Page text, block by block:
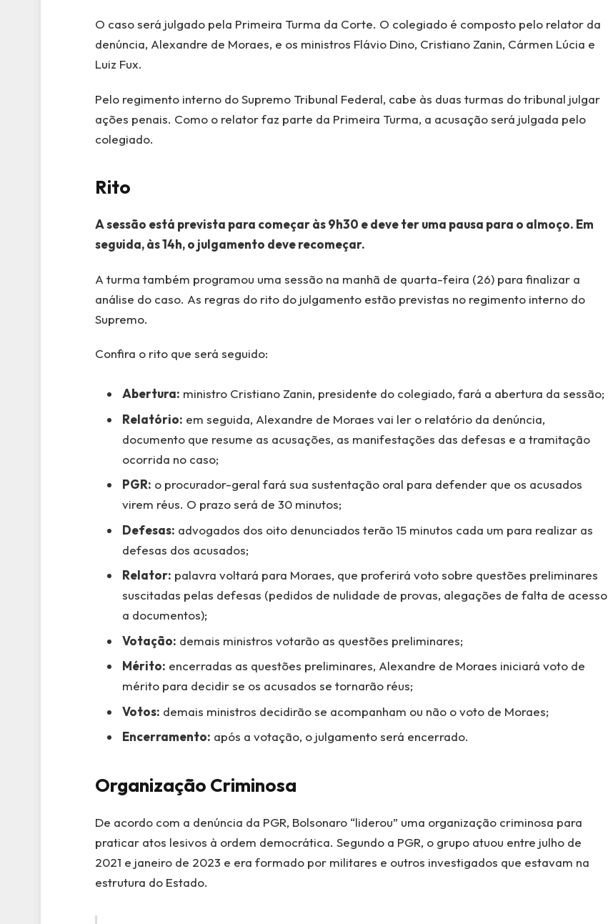
O caso será julgado pela Primeira Turma da Corte. O colegiado é composto pelo relator da
denúncia, Alexandre de Moraes, e os ministros Flávio Dino, Cristiano Zanin, Cármen Lúcia e
Luiz Fux.
Pelo regimento interno do Supremo Tribunal Federal, cabe às duas turmas do tribunal julgar
ações penais. Como o relator faz parte da Primeira Turma, a acusação será julgada pelo
colegiado.
Rito
A sessão está prevista para começar às 9h30 e deve ter uma pausa para o almoço. Em
seguida, às 14h, o julgamento deve recomeçar.
A turma também programou uma sessão na manhã de quarta-feira (26) para finalizar a
análise do caso. As regras do rito do julgamento estão previstas no regimento interno do
Supremo.
Confira o rito que será seguido:
Abertura: ministro Cristiano Zanin, presidente do colegiado, fará a abertura da sessão;
Relatório: em seguida, Alexandre de Moraes vai ler o relatório da denúncia,
documento que resume as acusações, as manifestações das defesas e a tramitação
ocorrida no caso;
PGR: o procurador-geral fará sua sustentação oral para defender que os acusados
virem réus. O prazo será de 30 minutos;
Defesas: advogados dos oito denunciados terão 15 minutos cada um para realizar as
defesas dos acusados;
Relator: palavra voltará para Moraes, que proferirá voto sobre questões preliminares
suscitadas pelas defesas (pedidos de nulidade de provas, alegações de falta de acesso
a documentos);
Votação: demais ministros votarão as questões preliminares;
Mérito: encerradas as questões preliminares, Alexandre de Moraes iniciará voto de
mérito para decidir se os acusados se tornarão réus;
Votos: demais ministros decidirão se acompanham ou não o voto de Moraes;
Encerramento: após a votação, o julgamento será encerrado.
Organização Criminosa
De acordo com a denúncia da PGR, Bolsonaro “liderou” uma organização criminosa para
praticar atos lesivos à ordem democrática. Segundo a PGR, o grupo atuou entre julho de
2021 e janeiro de 2023 e era formado por militares e outros investigados que estavam na
estrutura do Estado.